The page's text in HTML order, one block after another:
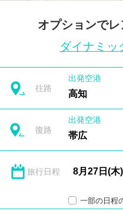
オプションで
ダイナミッ
往路
出発空港
高知
復路
出発空港
帯広
旅行日程
一部の日程